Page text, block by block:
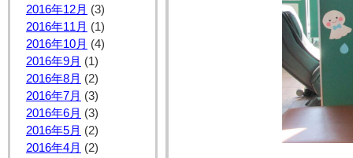
2016年12月 (3)
2016年11月 (1)
2016年10月 (4)
2016年9月 (1)
2016年8月 (2)
2016年7月 (3)
2016年6月 (3)
2016年5月 (2)
2016年4月 (2)